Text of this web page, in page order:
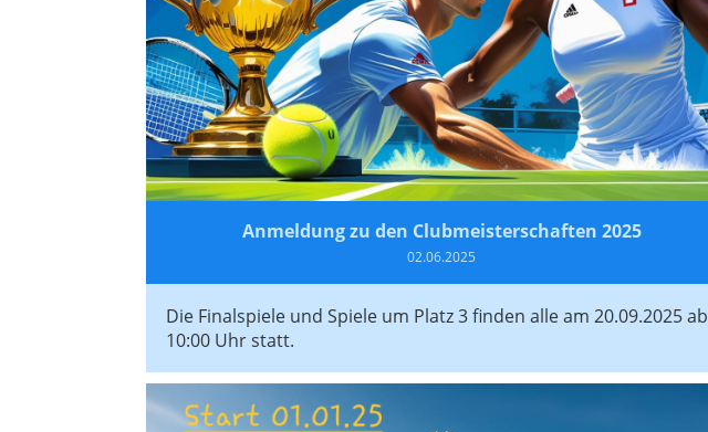
Anmeldung zu den Clubmeisterschaften 2025
02.06.2025
Die Finalspiele und Spiele um Platz 3 finden alle am 20.09.2025 ab
10:00 Uhr statt.